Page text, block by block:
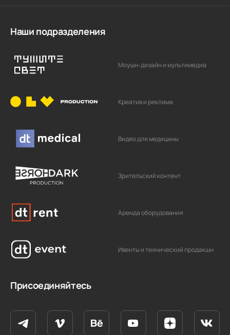
Наши подразделения
Моушн-дизайн и мультимедиа
Креатив и реклама
Видео для медицины
Зрительский контент
Аренда оборудования
Ивенты и технический продакшн
Присоединяйтесь